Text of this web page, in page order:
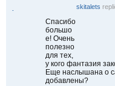
. skitalets
Спасибо
большо
е! Очень
полезно
для тех,
у кого фантазия
Еще наслышана о
добавлены?